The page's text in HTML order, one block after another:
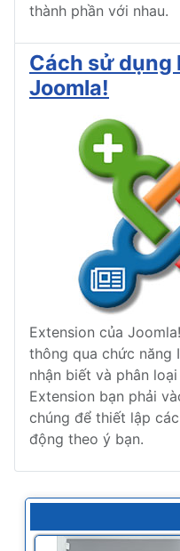
thành phần với nhau.
Cách sử dụng
Joomla!
Extension của
thông qua chức năng
nhận biết và phân
Extension bạn phải
chúng để thiết lập
động theo ý bạn.